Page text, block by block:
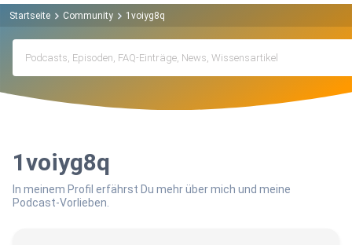
Startseite Community 1voiyg8q
1voiyg8q
In meinem Profil erfährst Du mehr über mich und meine
Podcast-Vorlieben.